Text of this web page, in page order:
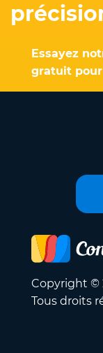
Essayez
gratuit pour
Copyright ©
Tous droits